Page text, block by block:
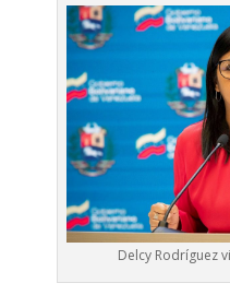
Delcy Rodríguez